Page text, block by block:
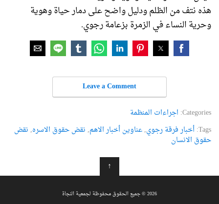
هذه نتف من الظلم ودليل واضح على دمار حياة وهوية
وحرية النساء في الزمرة بزعامة رجوي.
Leave a Comment
Categories: اجراءات المنظمة
Tags: أخبار فرقة رجوي,عناوین أخبار الاهم,نقض حقوق الاسره,نقض
حقوق الانسان
↑
2026 © جميع الحقوق محفوظة لجمعية النجاة